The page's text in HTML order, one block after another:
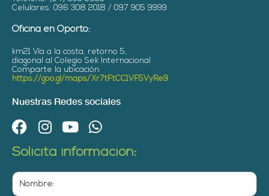
Celulares: 096 308 2018 / 097 905 9999
Oficina en Oporto:
km21 Vía a la costa, retorno 5,
diagonal al Colegio Sek Internacional
Comparte la ubicación:
https://goo.gl/maps/Xr7tFtCC1VF5VyRe9
Nuestras Redes sociales
F
c
e
b
I
s
t
a
Y
u
t
W
a
t
Solicita información:
Nombre: